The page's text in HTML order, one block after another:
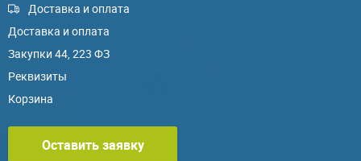
Доставка и оплата
Доставка и оплата
Закупки 44, 223 ФЗ
Реквизиты
Корзина
Оставить заявку